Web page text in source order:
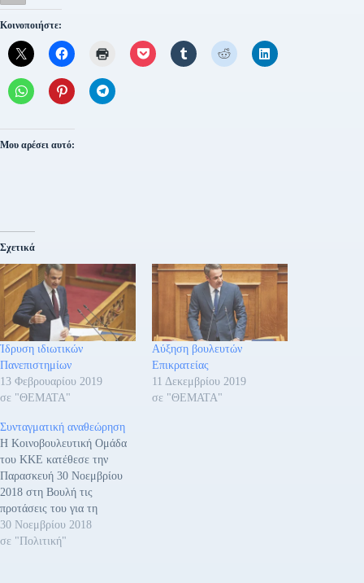
Κοινοποιήστε:
Μου αρέσει αυτό:
Σχετικά
Ίδρυση ιδιωτικών
Πανεπιστημίων
13 Φεβρουαρίου 2019
σε "ΘΕΜΑΤΑ"
Αύξηση βουλευτών
Επικρατείας
11 Δεκεμβρίου 2019
σε "ΘΕΜΑΤΑ"
Συνταγματική αναθεώρηση
Η Κοινοβουλευτική Ομάδα
του ΚΚΕ κατέθεσε την
Παρασκευή 30 Νοεμβρίου
2018 στη Βουλή τις
προτάσεις του για τη
Συνταγματική Αναθεώρηση.
Το κείμενο που κατατέθηκε
30 Νοεμβρίου 2018
σε "Πολιτική"